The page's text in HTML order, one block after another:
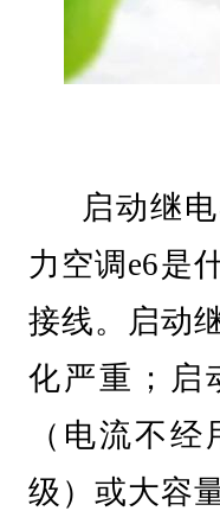
启动继
力空调e6是
接线。启动
化严重；启
（电流不
级）或大容